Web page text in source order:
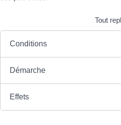
Tout
Conditions
Démarche
Effets